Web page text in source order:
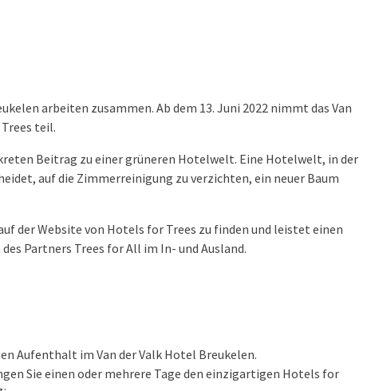
arbeiten zusammen. Ab dem 13. Juni 2022 nimmt das Van
teil.
Beitrag zu einer grüneren Hotelwelt. Eine Hotelwelt, in der
auf die Zimmerreinigung zu verzichten, ein neuer Baum
der Website von Hotels for Trees zu finden und leistet einen
Partners Trees for All im In- und Ausland.
Aufenthalt im Van der Valk Hotel Breukelen.
Sie einen oder mehrere Tage den einzigartigen Hotels for